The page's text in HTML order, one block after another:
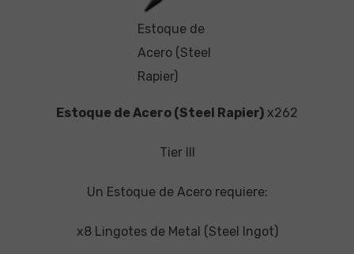
Estoque de
Acero (Steel
Rapier)
Estoque de Acero (Steel Rapier) x262
Tier III
Un Estoque de Acero requiere:
x8 Lingotes de Metal (Steel Ingot)